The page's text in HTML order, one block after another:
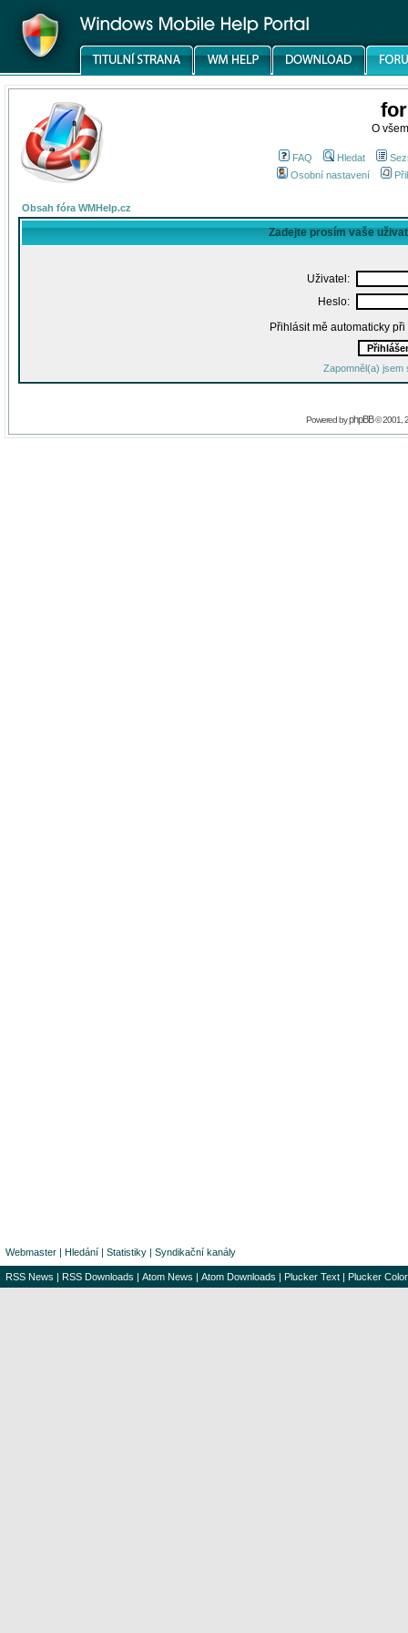
O
FAQ Hledat
Osobní nastavení
Obsah fóra WMHelp.cz
Zadejte prosím vaše
Uživatel:
Heslo:
Přihlásit mě automaticky
Zapomněl(a) jsem
Powered byphpBB© 2001,
Webmaster | Hledání | Statistiky | Syndikační kanály
RSS News | RSS Downloads | Atom News | Atom Downloads | Plucker Text | Plucker Color